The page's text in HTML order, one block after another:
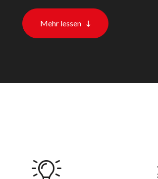
Mehr lessen